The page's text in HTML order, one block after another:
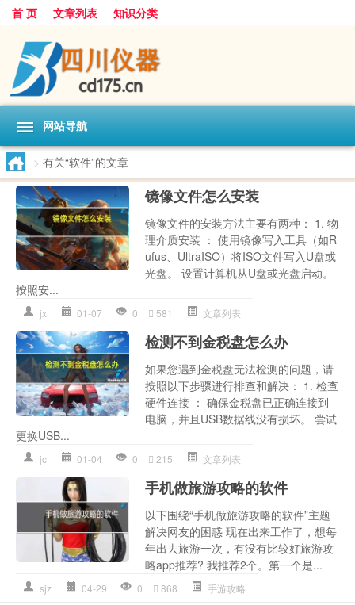
首 页 文章列表 知识分类
网站导航
> 有关“软件”的文章
镜像文件怎么安装
镜像文件的安装方法主要有两种： 1. 物
理介质安装 ： 使用镜像写入工具（如R
ufus、UltraISO）将ISO文件写入U盘或
光盘。 设置计算机从U盘或光盘启动。
按照安...
jx 01-07 0 581 文章列表
检测不到金税盘怎么办
如果您遇到金税盘无法检测的问题，请
按照以下步骤进行排查和解决： 1. 检查
硬件连接 ： 确保金税盘已正确连接到
电脑，并且USB数据线没有损坏。 尝试
更换USB...
jc 01-04 0 215 文章列表
手机做旅游攻略的软件
以下围绕“手机做旅游攻略的软件”主题
解决网友的困惑 现在出来工作了，想每
年出去旅游一次，有没有比较好旅游攻
略app推荐? 我推荐2个。第一个是...
sjz 04-29 0 868 手游攻略